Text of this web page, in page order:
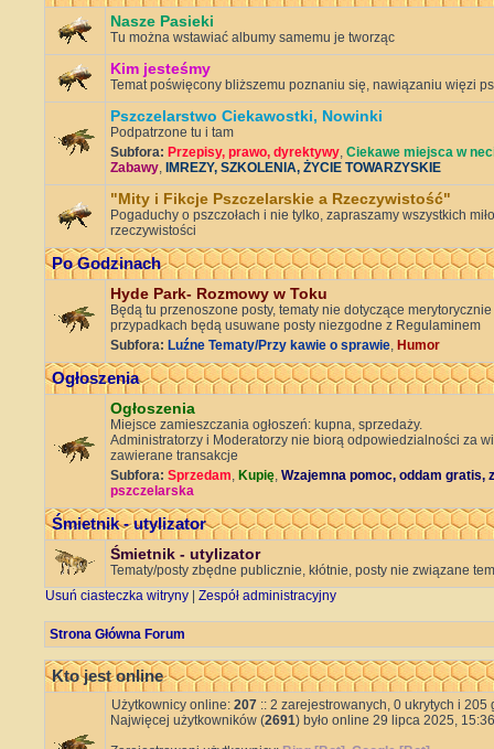
Nasze Pasieki
Tu można wstawiać albumy samemu je tworząc
Kim jesteśmy
Temat poświęcony bliższemu poznaniu się, nawiązaniu więzi
Pszczelarstwo Ciekawostki, Nowinki
Podpatrzone tu i tam
Subfora: Przepisy, prawo, dyrektywy, Ciekawe miejsca w
Zabawy, IMREZY, SZKOLENIA, ŻYCIE TOWARZYSKIE
"Mity i Fikcje Pszczelarskie a Rzeczywistość"
Pogaduchy o pszczołach i nie tylko, zapraszamy wszystkich
rzeczywistości
Po Godzinach
Hyde Park- Rozmowy w Toku
Będą tu przenoszone posty, tematy nie dotyczące
przypadkach będą usuwane posty niezgodne z Regulaminem
Subfora: Luźne Tematy/Przy kawie o sprawie, Humor
Ogłoszenia
Ogłoszenia
Miejsce zamieszczania ogłoszeń: kupna, sprzedaży.
Administratorzy i Moderatorzy nie biorą odpowiedzialności za
zawierane transakcje
Subfora: Sprzedam, Kupię, Wzajemna pomoc, oddam gratis,
pszczelarska
Śmietnik - utylizator
Śmietnik - utylizator
Tematy/posty zbędne publicznie, kłótnie, posty nie związane
Usuń ciasteczka witryny
Zespół administracyjny
Strona Główna Forum
Kto jest online
Użytkownicy online: 207 :: 2 zarejestrowanych, 0 ukrytych i
Najwięcej użytkowników (2691) było online 29 lipca 2025,